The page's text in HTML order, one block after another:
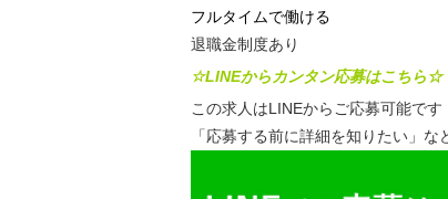
フルタイムで働ける
退職金制度あり
☆LINEからカンタン応募はこちら☆
この求人はLINEからご応募可能です
「応募する前に詳細を知りたい」な